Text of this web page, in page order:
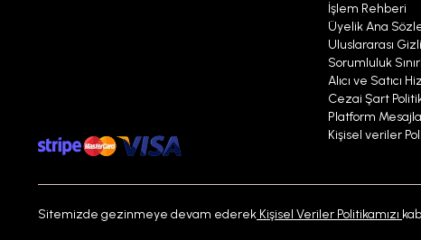
İşlem Rehberi
Üyelik Ana
Uluslararası
Sorumluluk
Alıcı ve Satıcı
Cezai Şart
Platform
Kişisel veriler
Sitemizde gezinmeye devam ederek Kişisel Veriler Politikamızı